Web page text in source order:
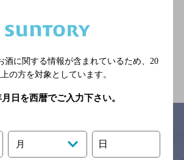
,5,000円以上～7,000円未満,クーポンありの
関連ページ
ップ 利用規約
酒に関する情報が含まれているため、 20
の方を対象としています。
日を西暦でご入力下さい。
月 日